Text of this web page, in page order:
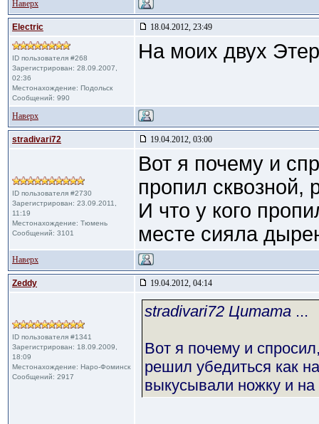
Наверх
Electric 18.04.2012, 23:49
ID пользователя #268
Зарегистрирован: 28.09.2007,
02:36
Местонахождение: Подольск
Сообщений: 990
На моих двух
Наверх
stradivari72 19.04.2012, 03:00
ID пользователя #2730
Зарегистрирован: 23.09.2011,
11:19
Местонахождение: Тюмень
Сообщений: 3101
Вот я почему и
пропил сквозной,
И что у кого
месте сияла
Наверх
Zeddy 19.04.2012, 04:14
ID пользователя #1341
Зарегистрирован: 18.09.2009,
18:09
Местонахождение: Наро-Фоминск
Сообщений: 2917
stradivari72 Цитата ...
Вот я почему и
решил убедиться как
выкусывали ножку и